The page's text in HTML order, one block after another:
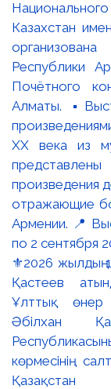
⚜️2026 жылдың
Қастеев
Ұлттық өнер
Әбілхан
көрмесінің
Қазақстан